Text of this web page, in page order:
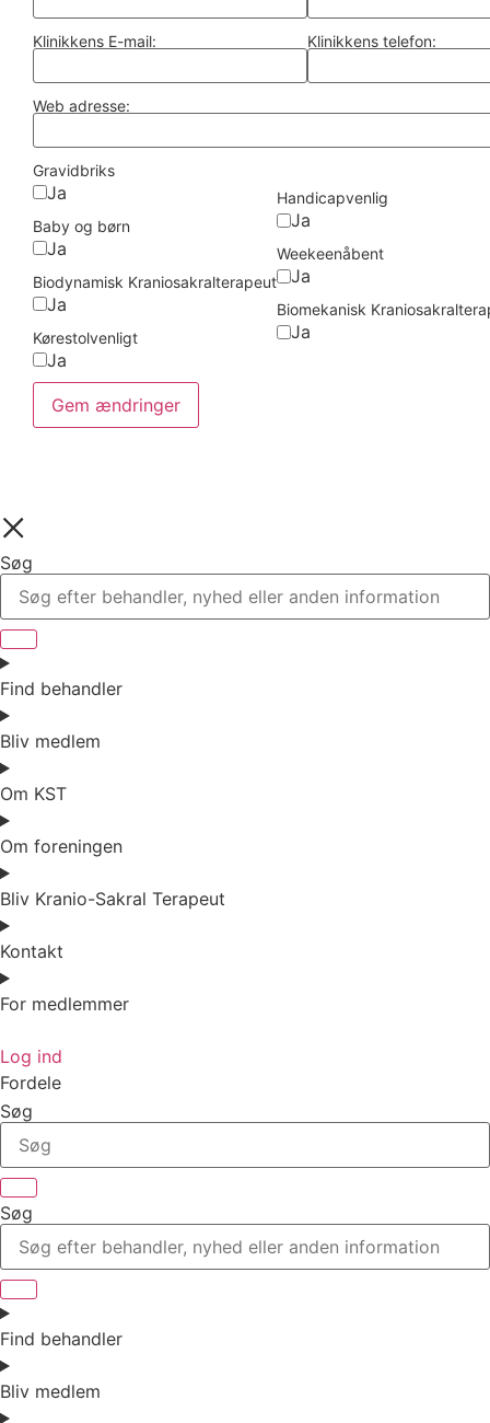
Klinikkens E-mail: Klinikkens telefon:
Web adresse:
Gravidbriks
Ja
Baby og børn
Ja
Biodynamisk Kraniosakralterapeut
Ja
Kørestolvenligt
Ja
Handicapvenlig
Ja
Weekeenåbent
Ja
Biomekanisk
Ja
Gem ændringer
Søg
Find behandler
Bliv medlem
Om KST
Om foreningen
Bliv Kranio-Sakral Terapeut
Kontakt
For medlemmer
Log ind
Fordele
Søg
Søg
Find behandler
Bliv medlem